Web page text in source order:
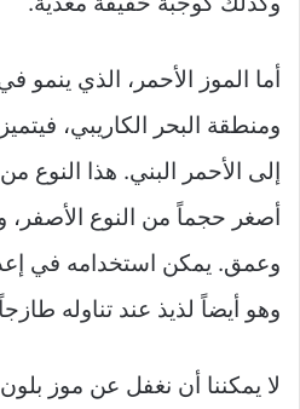
أما الموز الأحمر، الذي ينمو
ومنطقة البحر الكاريبي،
إلى الأحمر البني. هذا النوع
أصغر حجماً من النوع الأصفر،
وعمق. يمكن استخدامه في
وهو أيضاً لذيذ عند تناوله
لا يمكننا أن نغفل عن موز